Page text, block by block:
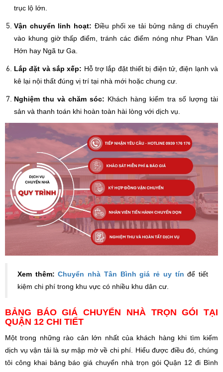
trục lộ lớn.
Vận chuyển linh hoạt: Điều phối xe tải bửng nâng di chuyển
vào khung giờ thấp điểm, tránh các điểm nóng như Phan Văn
Hớn hay Ngã tư Ga.
Lắp đặt và sắp xếp: Hỗ trợ lắp đặt thiết bị điện tử, điện lạnh và
kê lại nội thất đúng vị trí tại nhà mới hoặc chung cư.
Nghiệm thu và chăm sóc: Khách hàng kiểm tra số lượng tài
sản và thanh toán khi hoàn toàn hài lòng với dịch vụ.
Xem thêm:Chuyển nhà Tân Bình giá rẻ uy tín để tiết
kiệm chi phí trong khu vực có nhiều khu dân cư.
BẢNG BÁO GIÁ CHUYỂN NHÀ TRỌN GÓI TẠI
QUẬN 12 CHI TIẾT
Một trong những rào cản lớn nhất của khách hàng khi tìm kiếm
dịch vụ vận tải là sự mập mờ về chi phí. Hiểu được điều đó, chúng
tôi công khai bảng báo giá chuyển nhà trọn gói Quận 12 đi Bình